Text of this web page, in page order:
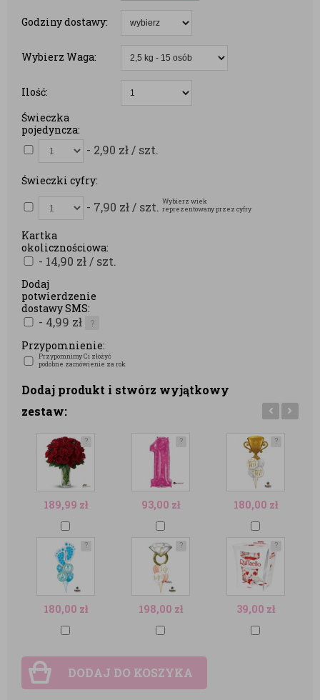
Godziny dostawy:
Wybierz Waga:
Ilość:
Świeczka
pojedyncza:
- 2,90 zł / szt.
Świeczki cyfry:
- 7,90 zł / szt. Wybierz wiek
reprezentowany przez cyfry
Kartka
okolicznościowa:
- 14,90 zł / szt.
Dodaj
potwierdzenie
dostawy SMS:
- 4,99 zł ?
Przypomnienie:
Przypomnimy Ci złożyć
podobne zamówienie za rok
Dodaj produkt i stwórz wyjątkowy
zestaw:
?
189,99 zł
?
180,00 zł
?
93,00 zł
?
198,00 zł
?
180,00 zł
?
39,00 zł
DODAJ DO KOSZYKA